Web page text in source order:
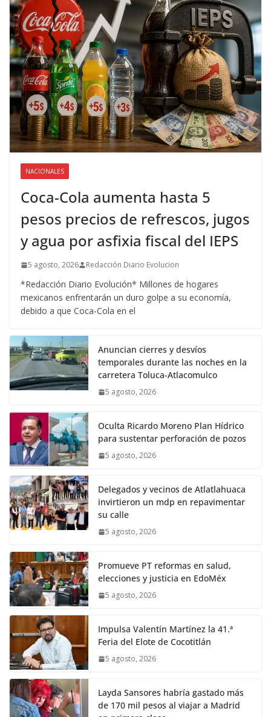
NACIONALES
Coca-Cola aumenta hasta 5
pesos precios de refrescos, jugos
y agua por asfixia fiscal del IEPS
5 agosto, 2026 Redacción Diario Evolucion
*Redacción Diario Evolución* Millones de hogares
mexicanos enfrentarán un duro golpe a su economía,
debido a que Coca-Cola en el
Anuncian cierres y desvíos
temporales durante las noches en la
carretera Toluca-Atlacomulco
5 agosto, 2026
Oculta Ricardo Moreno Plan Hídrico
para sustentar perforación de pozos
5 agosto, 2026
Delegados y vecinos de Atlatlahuaca
invirtieron un mdp en repavimentar
su calle
5 agosto, 2026
Promueve PT reformas en salud,
elecciones y justicia en EdoMéx
5 agosto, 2026
Impulsa Valentín Martínez la 41.ª
Feria del Elote de Cocotitlán
5 agosto, 2026
Layda Sansores habría gastado más
de 170 mil pesos al viajar a Madrid